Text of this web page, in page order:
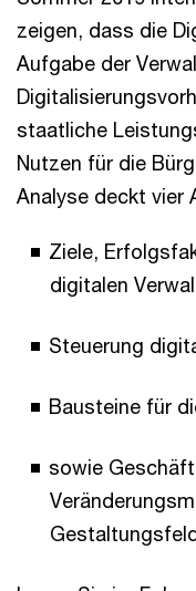
zeigen, dass die
Aufgabe der
staatliche
Nutzen für die
Analyse deckt vier
Ziele,
digitalen
Steuerung
Bausteine für
sowie